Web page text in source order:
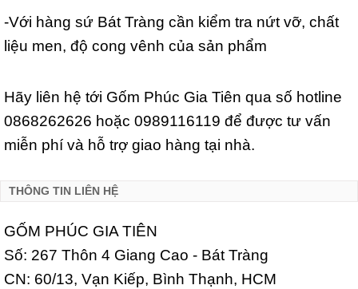
-Với hàng sứ Bát Tràng cần kiểm tra nứt vỡ, chất
liệu men, độ cong vênh của sản phẩm
Hãy liên hệ tới Gốm Phúc Gia Tiên qua số hotline
0868262626 hoặc 0989116119 để được tư vấn
miễn phí và hỗ trợ giao hàng tại nhà.
THÔNG TIN LIÊN HỆ
GỐM PHÚC GIA TIÊN
Số: 267 Thôn 4 Giang Cao - Bát Tràng
CN: 60/13, Vạn Kiếp, Bình Thạnh, HCM